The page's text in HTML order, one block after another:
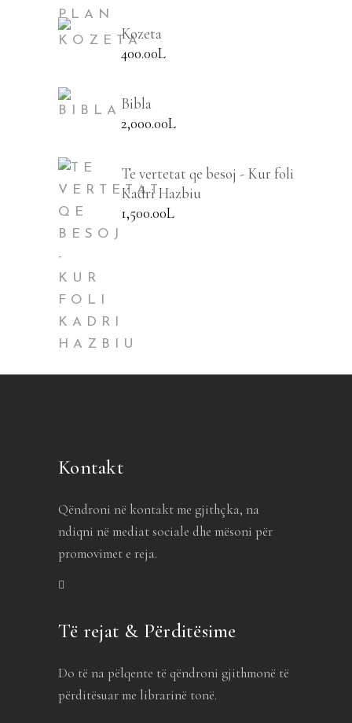
Kozeta
400.00L
Bibla
2,000.00L
Te vertetat qe besoj - Kur foli
Kadri Hazbiu
1,500.00L
Kontakt
Qëndroni në kontakt me gjithçka, na
ndiqni në mediat sociale dhe mësoni për
promovimet e reja.
Të rejat & Përditësime
Do të na pëlqente të qëndroni gjithmonë të
përditësuar me librarinë tonë.